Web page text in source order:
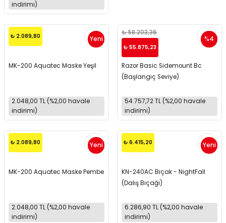
indirimi)
Yeni
₺ 2.089,80
MK-200 Aquatec Maske Yeşil
2.048,00 TL (%2,00 havale
indirimi)
%4
₺ 58.203,36
₺ 55.875,23
Razor Basic Sidemount Bc
(Başlangıç Seviye)
54.757,72 TL (%2,00 havale
indirimi)
Yeni
₺ 2.089,80
MK-200 Aquatec Maske Pembe
2.048,00 TL (%2,00 havale
indirimi)
Yeni
₺ 6.415,20
KN-240AC Bıçak - NightFall
(Dalış Bıçağı)
6.286,90 TL (%2,00 havale
indirimi)